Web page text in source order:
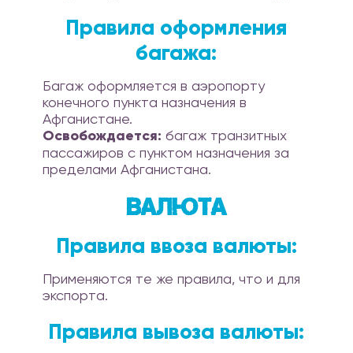
Правила оформления
багажа:
Багаж оформляется в аэропорту
конечного пункта назначения в
Афганистане.
Освобождается: багаж транзитных
пассажиров с пунктом назначения за
пределами Афганистана.
Валюта
Правила ввоза валюты:
Применяются те же правила, что и для
экспорта.
Правила вывоза валюты: